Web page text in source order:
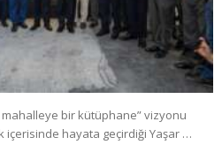
mahalleye bir kütüphane” vizyonu
hayata geçirdiği Yaşar …